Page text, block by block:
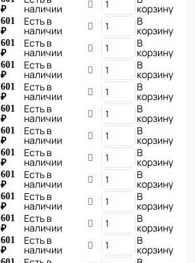
₽
наличии
корзину
601
₽
Есть в
наличии
В
корзину
601
₽
Есть в
наличии
В
корзину
601
₽
Есть в
наличии
В
корзину
601
₽
Есть в
наличии
В
корзину
601
₽
Есть в
наличии
В
корзину
601
₽
Есть в
наличии
В
корзину
601
₽
Есть в
наличии
В
корзину
601
₽
Есть в
наличии
В
корзину
601
₽
Есть в
наличии
В
корзину
601
₽
Есть в
наличии
В
корзину
601
₽
Есть в
наличии
В
корзину